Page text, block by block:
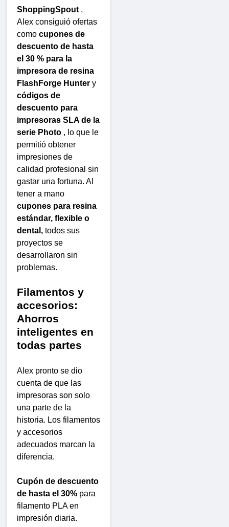
ShoppingSpout ,
Alex consiguió ofertas
como cupones de
descuento de hasta
el 30 % para la
impresora de resina
FlashForge Hunter y
códigos de
descuento para
impresoras SLA de la
serie Photo , lo que le
permitió obtener
impresiones de
calidad profesional sin
gastar una fortuna. Al
tener a mano
cupones para resina
estándar, flexible o
dental, todos sus
proyectos se
desarrollaron sin
problemas.
Filamentos y
accesorios:
Ahorros
inteligentes en
todas partes
Alex pronto se dio
cuenta de que las
impresoras son solo
una parte de la
historia. Los filamentos
y accesorios
adecuados marcan la
diferencia.
Cupón de descuento
de hasta el 30% para
filamento PLA en
impresión diaria.